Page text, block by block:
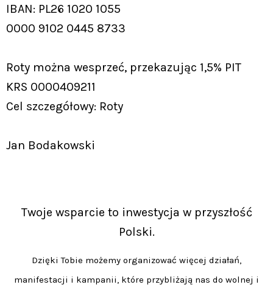
IBAN: PL26 1020 1055
0000 9102 0445 8733
Roty można wesprzeć, przekazując 1,5% PIT
KRS 0000409211
Cel szczegółowy: Roty
Jan Bodakowski
Twoje wsparcie to inwestycja w przyszłość
Polski.
Dzięki Tobie możemy organizować więcej działań,
manifestacji i kampanii, które przybliżają nas do wolnej i